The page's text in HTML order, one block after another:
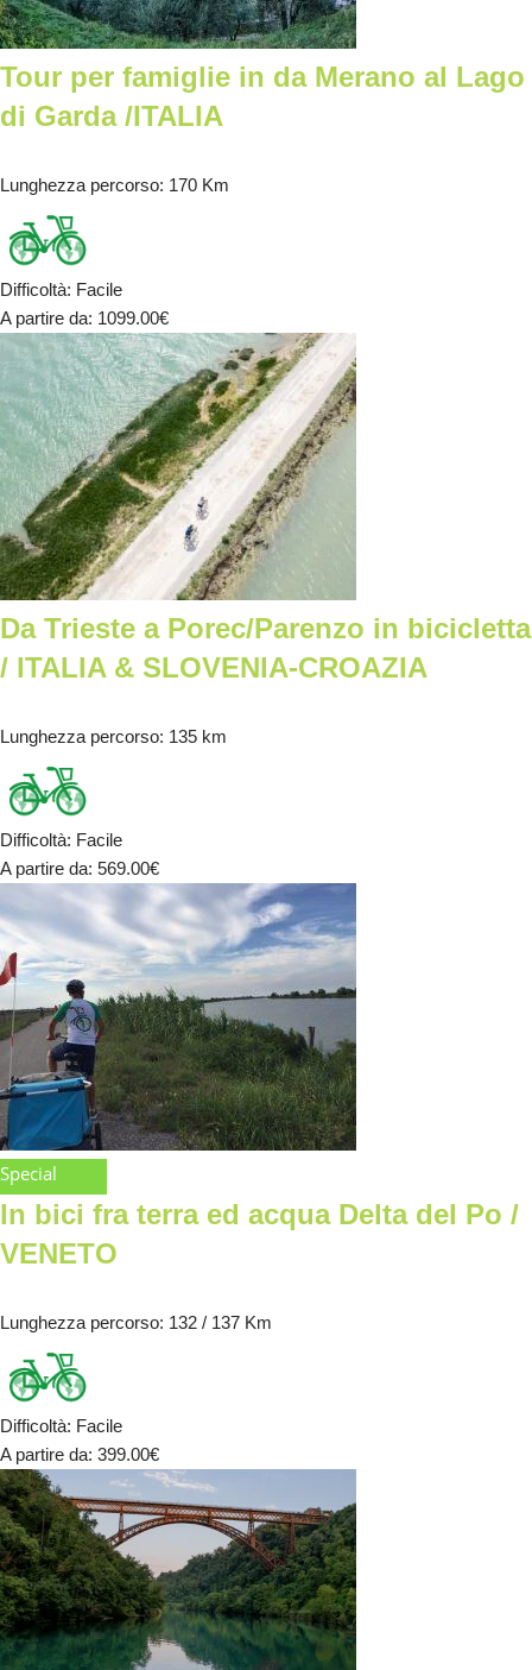
Tour per famiglie in da Merano al Lago
di Garda /ITALIA
Lunghezza percorso: 170 Km
Difficoltà: Facile
A partire da: 1099.00€
Da Trieste a Porec/Parenzo in bicicletta
/ ITALIA & SLOVENIA-CROAZIA
Lunghezza percorso: 135 km
Difficoltà: Facile
A partire da: 569.00€
Special
In bici fra terra ed acqua Delta del Po /
VENETO
Lunghezza percorso: 132 / 137 Km
Difficoltà: Facile
A partire da: 399.00€